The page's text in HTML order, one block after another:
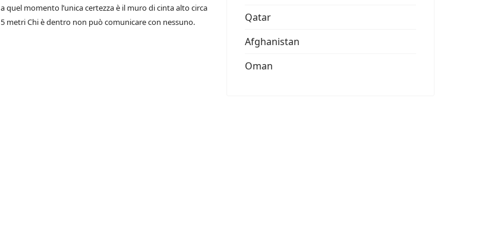
a quel momento l’unica certezza è il muro di cinta alto circa
5 metri Chi è dentro non può comunicare con nessuno.
Qatar
Afghanistan
Oman